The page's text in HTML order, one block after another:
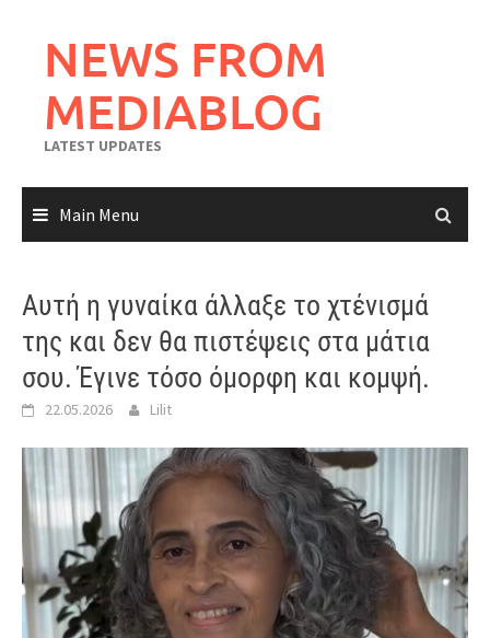
contentNEWS FROM
MEDIABLOG
LATEST UPDATES
Main Menu
Αυτή η γυναίκα άλλαξε το χτένισμά
της και δεν θα πιστέψεις στα μάτια
σου. Έγινε τόσο όμορφη και κομψή.
22.05.2026 Lilit